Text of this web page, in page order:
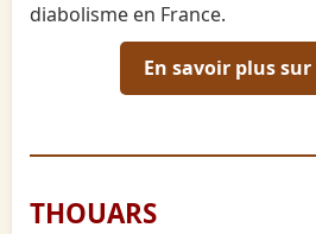
diabolisme en France.
En savoir plus
THOUARS